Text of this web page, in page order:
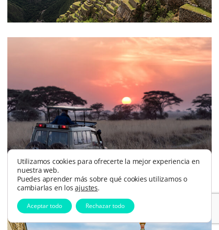
África
Utilizamos cookies para ofrecerte la mejor experiencia en
nuestra web.
Puedes aprender más sobre qué cookies utilizamos o
cambiarlas en losajustes.
Aceptar todo Rechazar todo